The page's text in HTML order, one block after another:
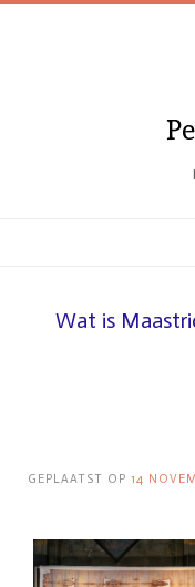
Spring
Wat is
GEPLAATST OP 14